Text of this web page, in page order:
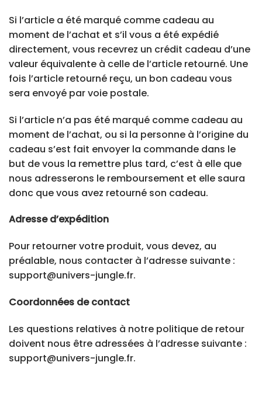
Si l’article a été marqué comme cadeau au
moment de l’achat et s’il vous a été expédié
directement, vous recevrez un crédit cadeau d’une
valeur équivalente à celle de l’article retourné. Une
fois l’article retourné reçu, un bon cadeau vous
sera envoyé par voie postale.
Si l’article n’a pas été marqué comme cadeau au
moment de l’achat, ou si la personne à l’origine du
cadeau s’est fait envoyer la commande dans le
but de vous la remettre plus tard, c’est à elle que
nous adresserons le remboursement et elle saura
donc que vous avez retourné son cadeau.
Adresse d’expédition
Pour retourner votre produit, vous devez, au
préalable, nous contacter à l’adresse suivante :
support@univers-jungle.fr.
Coordonnées de contact
Les questions relatives à notre politique de retour
doivent nous être adressées à l’adresse suivante :
support@univers-jungle.fr.